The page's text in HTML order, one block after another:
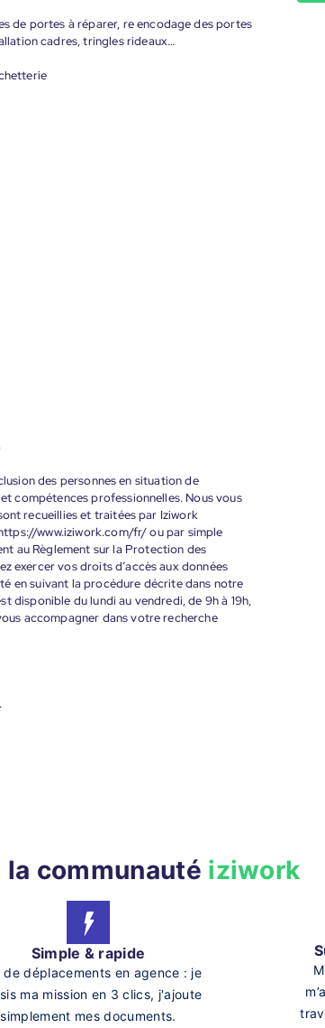
de portes à réparer, re encodage des portes
cadres, tringles rideaux…
des personnes en situation de
compétences professionnelles. Nous vous
recueillies et traitées par Iziwork
www.iziwork.com/fr/ ou par simple
au Règlement sur la Protection des
exercer vos droits d’accès aux données
en suivant la procédure décrite dans notre
du lundi au vendredi, de 9h à 19h,
accompagner dans votre recherche
la communauté iziwork
Simple & rapide
de déplacements en agence : je
ma mission en 3 clics, j'ajoute
simplement mes documents.